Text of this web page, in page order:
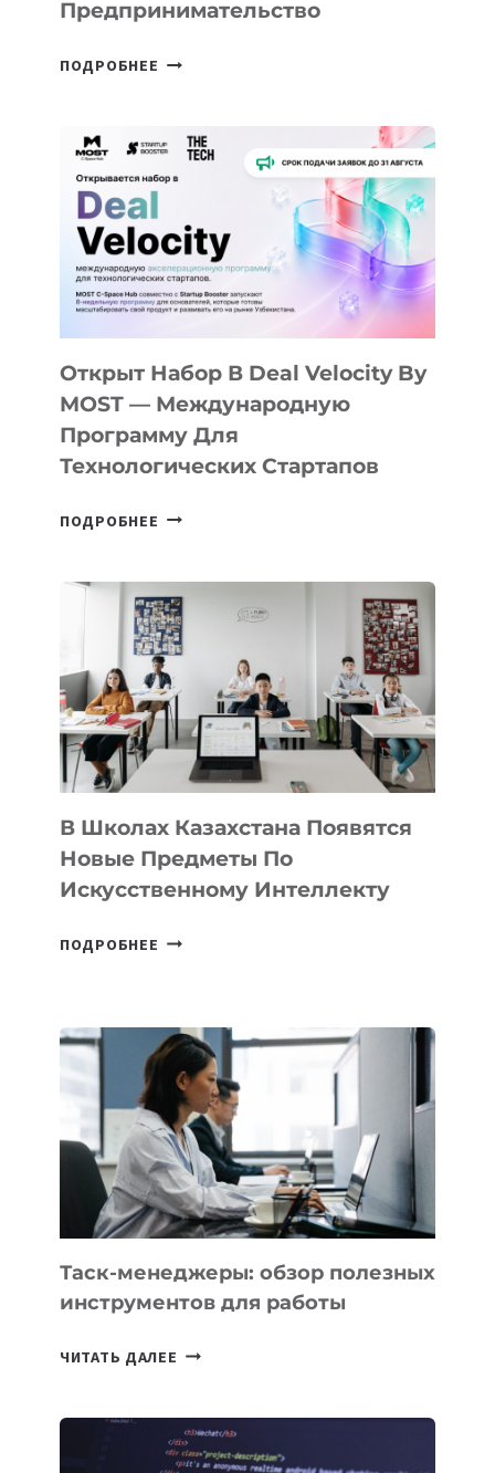
Предпринимательство
ПОДРОБНЕЕ ОТ
АЛМАТЫ:
AI
YOUTH
CAMP
ДАЛ
30
ПОДРОСТКАМ
БИЛЕТ
ПРЕДПРИНИМАТЕЛЬСТВО
Открыт Набор В Deal Velocity By
MOST — Международную
Программу Для
Технологических Стартапов
ПОДРОБНЕЕ ОТКРЫТ
DEAL
VELOCITY
BY
MOST
—
МЕЖДУНАРОДНУЮ
ПРОГРАММУ
ДЛЯ
ТЕХНОЛОГИЧЕСКИХ
В Школах Казахстана Появятся
Новые Предметы По
Искусственному Интеллекту
ПОДРОБНЕЕ В
НОВЫЕ
ПРЕДМЕТЫ
ПО
ИСКУССТВЕННОМУ
ИНТЕЛЛЕКТУ
Таск-менеджеры: обзор полезных
инструментов для работы
ЧИТАТЬ ДАЛЕЕ ТАСК-
ПОЛЕЗНЫХ
ИНСТРУМЕНТОВ